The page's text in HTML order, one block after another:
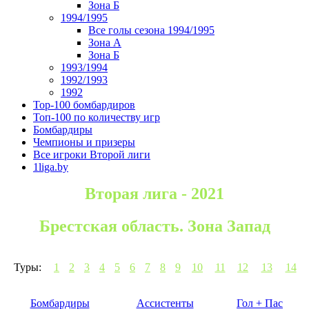
Зона Б
1994/1995
Все голы сезона 1994/1995
Зона А
Зона Б
1993/1994
1992/1993
1992
Top-100 бомбардиров
Топ-100 по количеству игр
Бомбардиры
Чемпионы и призеры
Все игроки Второй лиги
1liga.by
Вторая лига - 2021
Брестская область. Зона Запад
Туры: 1 2 3 4 5 6 7 8 9 10 11 12 13 14
Бомбардиры Ассистенты Гол + Пас